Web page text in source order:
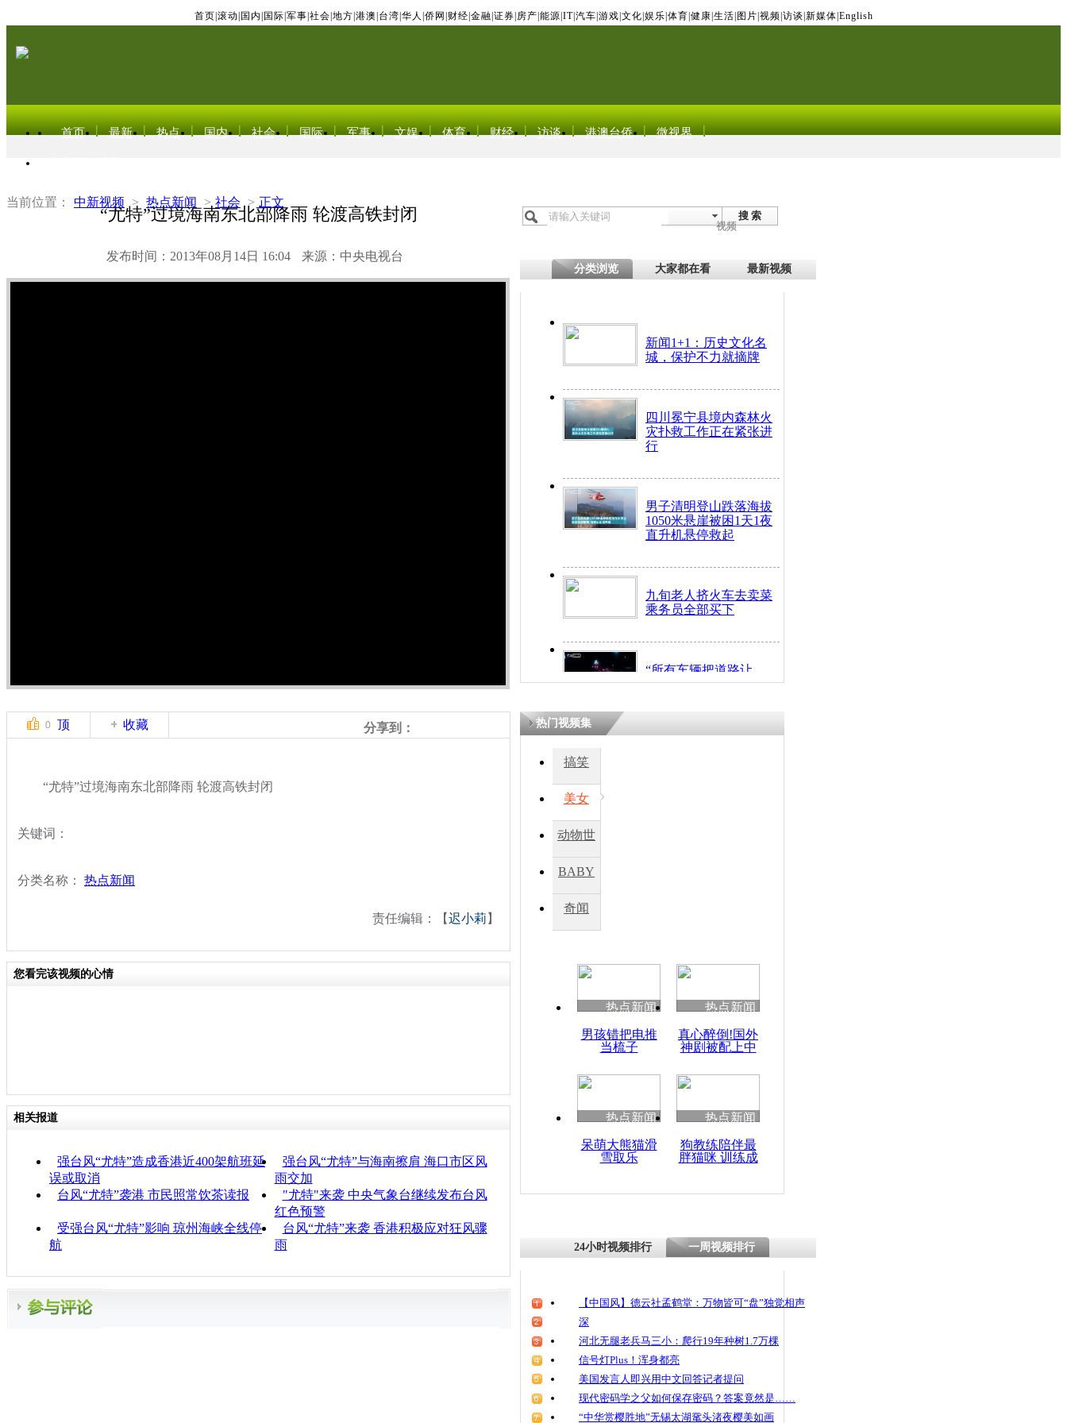
首页 滚动 国内 国际 军事 社会 地方 港澳 台湾 华人 侨网 财经 金融 证券 房产 能源 IT| 汽车 游戏 文化 娱乐 体育 健康 生活 图片 视频 访谈 新媒体 English
首页 最新 热点 国内 社会 国际 军事 文娱 体育 财经 访谈 港澳台侨 微视界
当前位置： 中新视频 > 热点新闻 > 社会 > 正文
“尤特”过境海南东北部降雨 轮渡高铁封闭
发布时间：2013年08月14日 16:04 来源：中央电视台
搜 索
视频
分类浏览 大家都在看 最新视频
新闻1+1：历史文化名
城，保护不力就摘牌
四川冕宁县境内森林火
灾扑救工作正在紧张进
行
男子清明登山跌落海拔
1050米悬崖被困1天1夜
直升机悬停救起
九旬老人挤火车去卖菜
乘务员全部买下
“所有车辆把道路让
开！”儿童突发疾病交
四川兴文苗乡上万人欢
度苗族花山节
清明祭英烈 哀思悼忠
“尤特”过境海南东北部
0 顶 收藏 分享到：
“尤特”过境海南东北部降雨 轮渡高铁封闭
关键词：
分类名称： 热点新闻
责任编辑：【迟小莉 】
您看完该视频的心情
相关报道
强台风“尤特”造成香港近400架航班延
误或取消
强台风“尤特”与海南擦肩 海口市区风
雨交加
台风“尤特”袭港 市民照常饮茶读报
"尤特"来袭 中央气象台继续发布台风
红色预警
受强台风“尤特”影响 琼州海峡全线停
航
台风“尤特”来袭 香港积极应对狂风骤
雨
热门视频集
搞笑
美女
动物世
BABY
秀
奇闻
热点新闻
男孩错把电推
当梳子
热点新闻
真心醉倒!国外
神剧被配上中
热点新闻
呆萌大熊猫滑
雪取乐
热点新闻
狗教练陪伴最
胖猫咪 训练成
24小时视频排行 一周视频排行
【中国风】德云社孟鹤堂：万物皆可“盘”独觉相声
深
河北无腿老兵马三小：爬行19年种树1.7万棵
信号灯Plus！浑身都亮
美国发言人即兴用中文回答记者提问
现代密码学之父如何保存密码？答案竟然是……
“中华赏樱胜地”无锡太湖鼋头渚夜樱美如画